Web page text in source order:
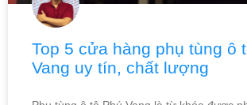
Top 5 cửa hàng phụ tùng ô
Vang uy tín, chất lượng